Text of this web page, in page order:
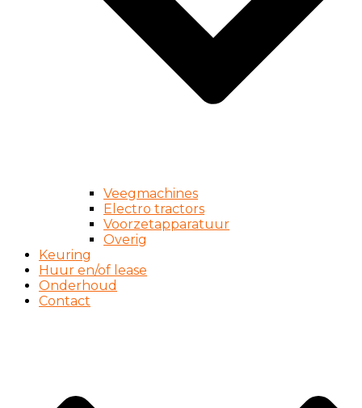
Veegmachines
Electro tractors
Voorzetapparatuur
Overig
Keuring
Huur en/of lease
Onderhoud
Contact